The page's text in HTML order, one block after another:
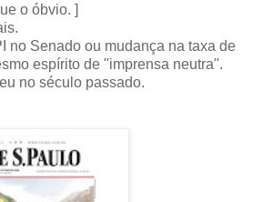
o óbvio. ]
no Senado ou mudança na taxa de
espírito de "imprensa neutra".
no século passado.